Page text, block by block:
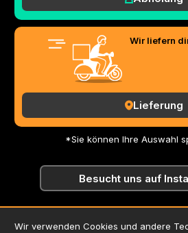
Wir liefern
Lieferung
*Sie können Ihre Auswahl
Besucht uns auf
Wir verwenden Cookies und andere